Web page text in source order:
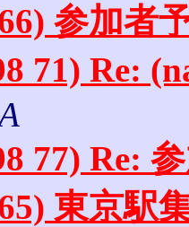
参加者
71) Re:
77) Re:
東京駅